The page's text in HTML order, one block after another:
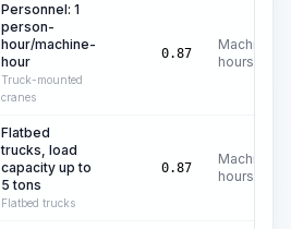
Personnel: 1
person-
hour/machine-
hour
Truck-mounted
cranes
0.87
Machine
hours
Flatbed
trucks, load
capacity up to
5 tons
Flatbed trucks
0.87
Machine
hours